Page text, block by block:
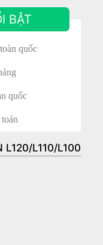
BẬT
quốc
quốc
L120/L110/L100